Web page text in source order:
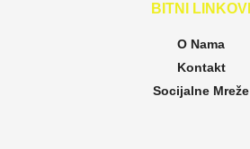
BITNI LINKOVI
O Nama
Kontakt
Socijalne Mreže